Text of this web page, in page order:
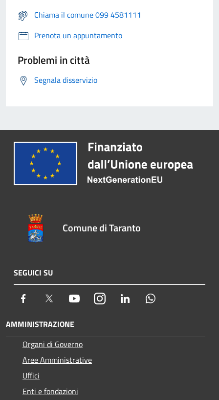
Chiama il comune 099 4581111
Prenota un appuntamento
Problemi in città
Segnala disservizio
Comune di Taranto
SEGUICI SU
Facebook Twitter YoutubeInstagram LinkedIn
AMMINISTRAZIONE
Organi di Governo
Aree Amministrative
Uffici
Enti e fondazioni